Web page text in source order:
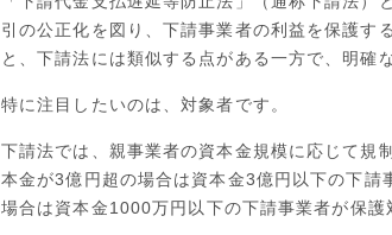
引の公正化を図り、下請事業者の利益を保護す
と、下請法には類似する点がある一方で、明確
特に注目したいのは、対象者です。
下請法では、親事業者の資本金規模に応じて規
本金が3億円超の場合は資本金3億円以下の下
場合は資本金1000万円以下の下請事業者が保護